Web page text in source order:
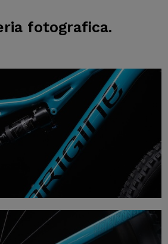
fotografica.